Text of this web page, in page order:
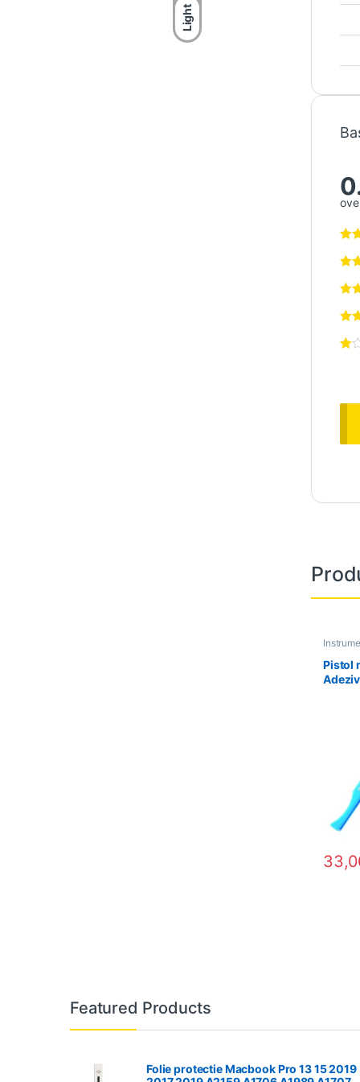
Light
Pistol
Featured Products
Folie protectie Macbook Pro 13 15 2019